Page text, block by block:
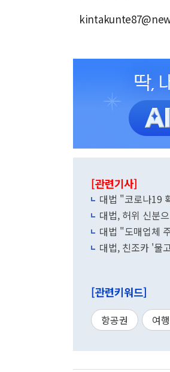
[관련기사]
대법 "코로나19
대법, 허위 신분
대법 "도매업체
대법, 친조카 '물
[관련키워드]
항공권 여